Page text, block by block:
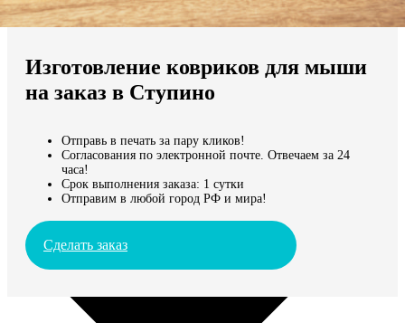
Мы доставляем по всему миру
Продолжить без города
Изготовление ковриков для мыши
на заказ в Ступино
Отправь в печать за пару кликов!
Согласования по электронной почте. Отвечаем за 24
часа!
Срок выполнения заказа: 1 сутки
Отправим в любой город РФ и мира!
Сделать заказ